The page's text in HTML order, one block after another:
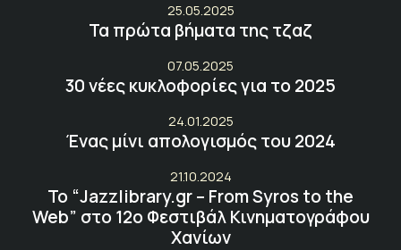
25.05.2025
Τα πρώτα βήματα της τζαζ
07.05.2025
30 νέες κυκλοφορίες για το 2025
24.01.2025
Ένας μίνι απολογισμός του 2024
21.10.2024
Το “Jazzlibrary.gr – From Syros to the
Web” στο 12ο Φεστιβάλ Κινηματογράφου
Χανίων